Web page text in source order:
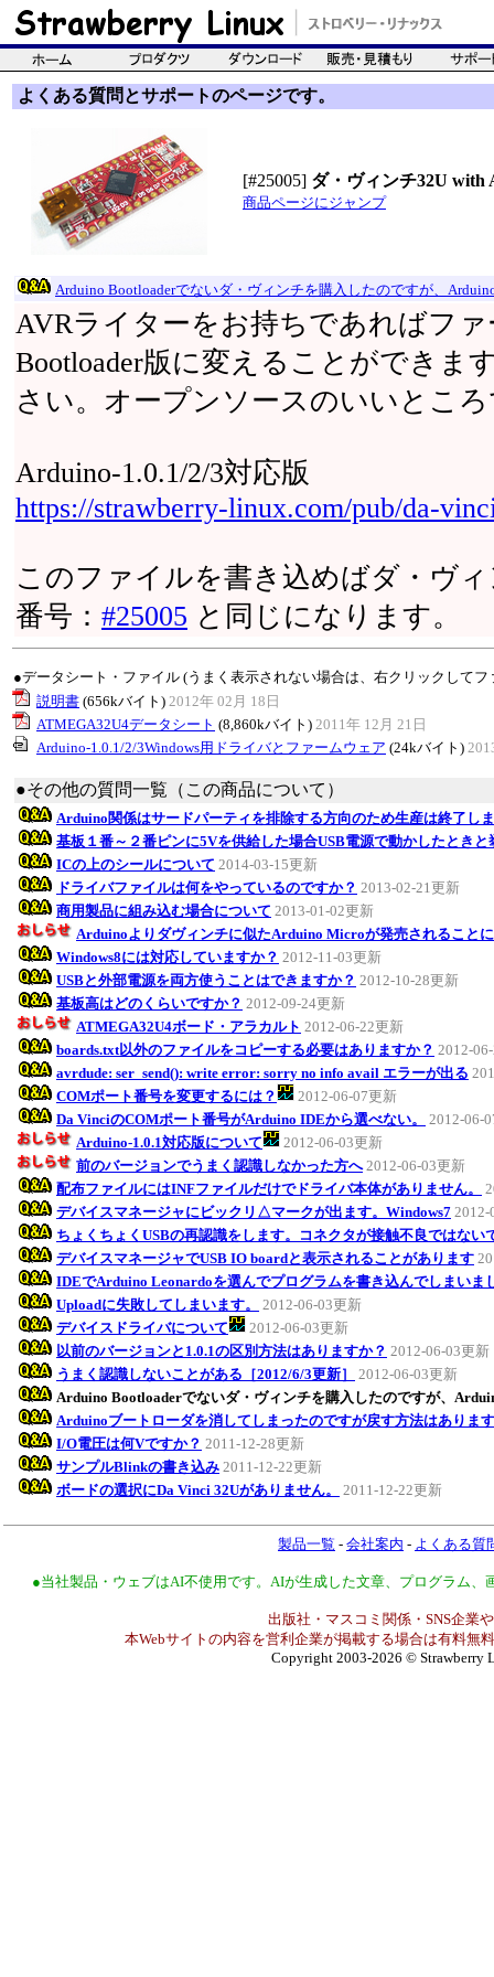
よくある質問とサポートのページです。
[#25005] ダ・ヴィンチ32U with
商品ページにジャンプ
Arduino Bootloaderでないダ・ヴィンチを購入したのですが、
AVRライターをお持ちであればフ
Bootloader版に変えることができま
さい。オープンソースのいいとこ
Arduino-1.0.1/2/3対応版
https://strawberry-linux.com/pub/da-
このファイルを書き込めばダ・ヴィ
番号： #25005 と同じになります。
●データシート・ファイル (うまく表示されない場合は、右クリックして
説明書 (656kバイト) 2012年 02月 18日
ATMEGA32U4データシート (8,860kバイト) 2011年 12月 21日
Arduino-1.0.1/2/3Windows用ドライバとファームウェア (24kバイト)
●その他の質問一覧（この商品について）
Arduino関係はサードパーティを排除する方向のため生産は終了し
基板１番～２番ピンに5Vを供給した場合USB電源で動かしたとき
ICの上のシールについて 2014-03-15更新
ドライバファイルは何をやっているのですか？ 2013-02-21更新
商用製品に組み込む場合について 2013-01-02更新
Arduinoよりダヴィンチに似たArduino Microが発売されること
Windows8には対応していますか？ 2012-11-03更新
USBと外部電源を両方使うことはできますか？ 2012-10-28更新
基板高はどのくらいですか？ 2012-09-24更新
ATMEGA32U4ボード・アラカルト 2012-06-22更新
boards.txt以外のファイルをコピーする必要はありますか？ 2012-
avrdude: ser_send(): write error: sorry no info avail エラーが出る
COMポート番号を変更するには？
2012-06-07更新
Da VinciのCOMポート番号がArduino IDEから選べない。
2012-06-
Arduino-1.0.1対応版について
2012-06-03更新
前のバージョンでうまく認識しなかった方へ 2012-06-03更新
配布ファイルにはINFファイルだけでドライバ本体がありません。
デバイスマネージャにビックリ△マークが出ます。Windows7 2012-
ちょくちょくUSBの再認識をします。コネクタが接触不良ではない
デバイスマネージャでUSB IO boardと表示されることがあります
IDEでArduino Leonardoを選んでプログラムを書き込んでしまいま
Uploadに失敗してしまいます。
2012-06-03更新
デバイスドライバについて
2012-06-03更新
以前のバージョンと1.0.1の区別方法はありますか？ 2012-06-03更新
うまく認識しないことがある［2012/6/3更新］
2012-06-03更新
Arduino Bootloaderでないダ・ヴィンチを購入したのですが、
Arduinoブートローダを消してしまったのですが戻す方法はありま
I/O電圧は何Vですか？ 2011-12-28更新
サンプルBlinkの書き込み 2011-12-22更新
ボードの選択にDa Vinci 32Uがありません。
2011-12-22更新
製品一覧 - 会社案内 - よくある質
●当社製品・ウェブはAI不使用です。AIが生成した文章、プログラム
出版社・マスコミ関係・SNS企業
本Webサイトの内容を営利企業が掲載する場合は有料無
Copyright 2003-2026 © Strawberry